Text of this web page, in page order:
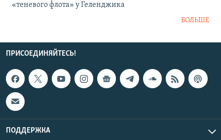
«теневого флота» у Геленджика
БОЛЬШЕ
ПРИСОЕДИНЯЙТЕСЬ!
ПОДДЕРЖКА